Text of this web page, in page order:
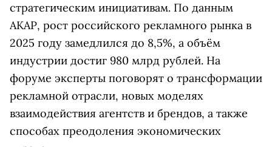
стратегическим инициативам. По данным
АКАР, рост российского рекламного рынка в
2025 году замедлился до 8,5%, а объём
индустрии достиг 980 млрд рублей. На
форуме эксперты поговорят о трансформации
рекламной отрасли, новых моделях
взаимодействия агентств и брендов, а также
способах преодоления экономических